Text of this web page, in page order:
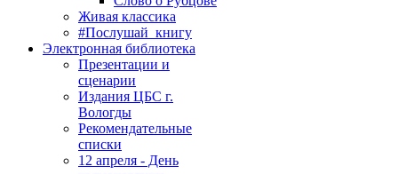
Живая классика
#Послушай_книгу
Электронная библиотека
Презентации и
сценарии
Издания ЦБС г.
Вологды
Рекомендательные
списки
12 апреля - День